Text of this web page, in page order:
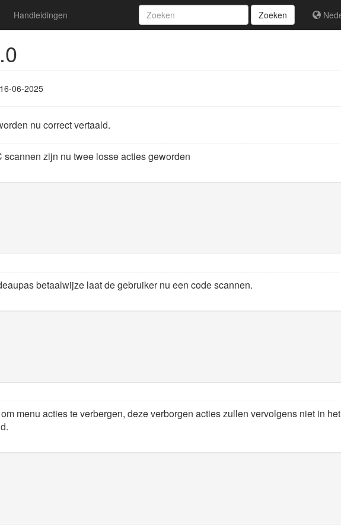
Zoeken
Handleidingen
16-06-2025
nu correct vertaald.
zijn nu twee losse acties geworden
betaalwijze laat de gebruiker nu een code scannen.
menu acties te verbergen, deze verborgen acties zullen vervolgens niet in